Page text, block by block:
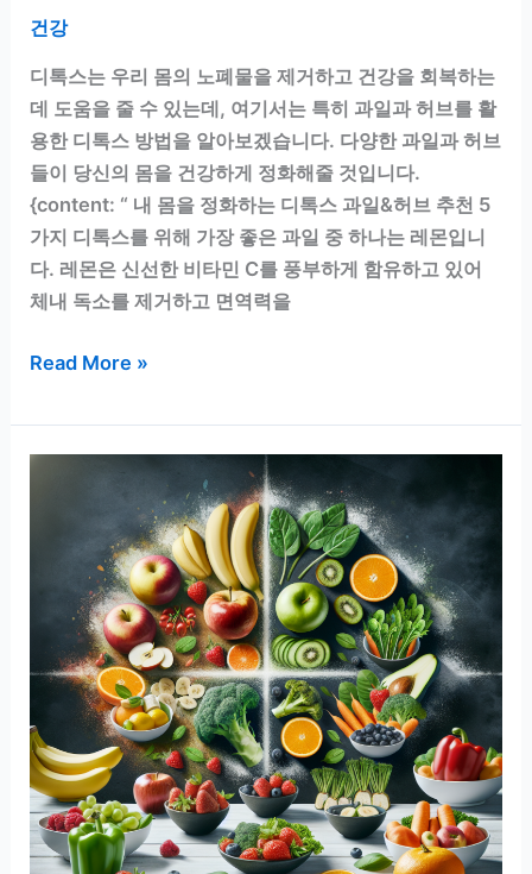
건강
디톡스는 우리 몸의 노폐물을 제거하고 건강을 회복하는
데 도움을 줄 수 있는데, 여기서는 특히 과일과 허브를 활
용한 디톡스 방법을 알아보겠습니다. 다양한 과일과 허브
들이 당신의 몸을 건강하게 정화해줄 것입니다.
{content: “ 내 몸을 정화하는 디톡스 과일&허브 추천 5
가지 디톡스를 위해 가장 좋은 과일 중 하나는 레몬입니
다. 레몬은 신선한 비타민 C를 풍부하게 함유하고 있어
체내 독소를 제거하고 면역력을
내
을
정
과
&
허
브
추
Read More »